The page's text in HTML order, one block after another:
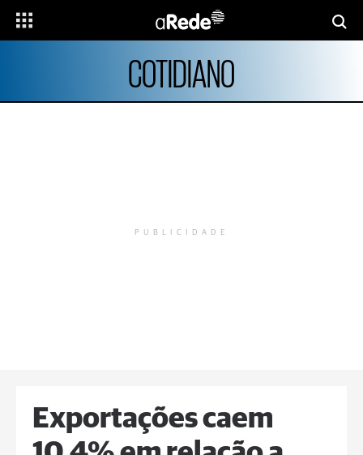
COTIDIANO
PUBLICIDADE
Exportações caem